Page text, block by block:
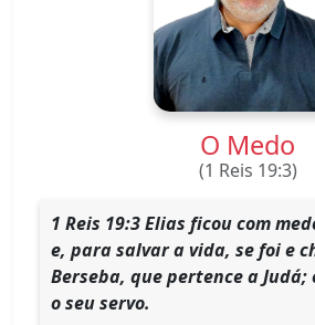
O Medo
(1 Reis 19:3)
1 Reis 19:3 Elias ficou com
e, para salvar a vida, se foi e
Berseba, que pertence a
o seu servo.